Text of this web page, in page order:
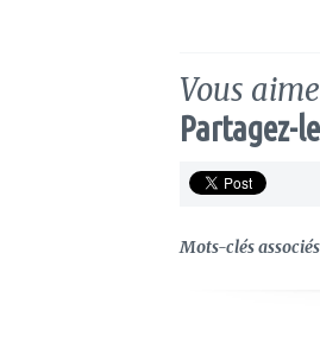
Vous
Partagez-
Mots-clés